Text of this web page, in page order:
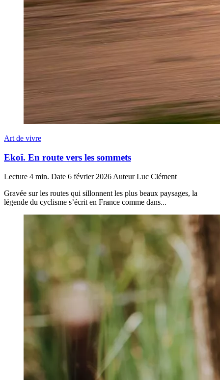
Art de vivre
Ekoï. En route vers les sommets
Lecture 4 min. Date 6 février 2026 Auteur Luc Clément
Gravée sur les routes qui sillonnent les plus beaux paysages, la
légende du cyclisme s’écrit en France comme dans...